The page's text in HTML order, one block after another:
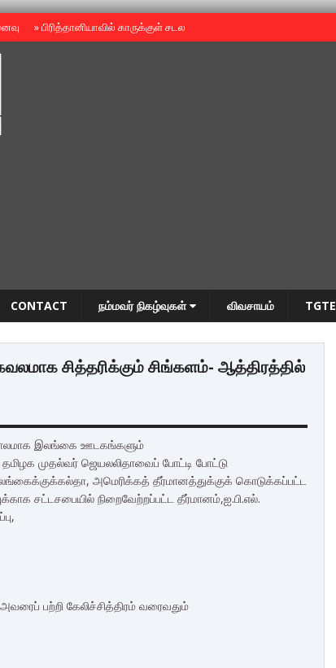
»பிரித்தானியாவில் காருக்குள் சடலம் -தமிழருடையதா ?
CONTACT நம்மவர் நிகழ்வுகள் விவசாயம் TGTE
சித்தரிக்கும் சிங்களம்- ஆத்திரத்தில்
இலங்கை ஊடகங்களும்
முதல்வர் ஜெயலலிதாவைப் போட்டி போட்டு
அமெரிக்கத் தீர்மானத்துக்குக் கொடுக்கப்பட்ட
சட்டசபையில் நிறை​வேற்றப்பட்ட தீர்மானம்,ஐ.பி.எல்.
பற்றி கேலிச்சித்திரம் வரைவதும்